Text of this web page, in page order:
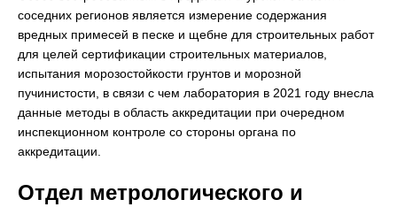
соседних регионов является измерение содержания
вредных примесей в песке и щебне для строительных работ
для целей сертификации строительных материалов,
испытания морозостойкости грунтов и морозной
пучинистости, в связи с чем лаборатория в 2021 году внесла
данные методы в область аккредитации при очередном
инспекционном контроле со стороны органа по
аккредитации.
Отдел метрологического и